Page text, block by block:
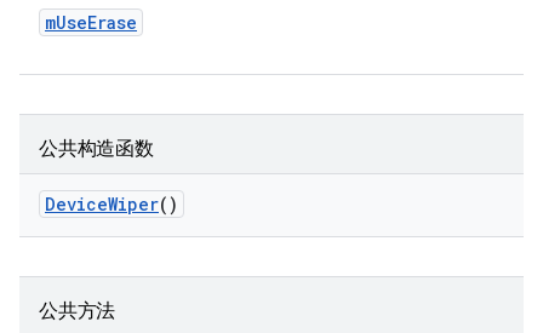
mUseErase
公共构造函数
DeviceWiper()
公共方法